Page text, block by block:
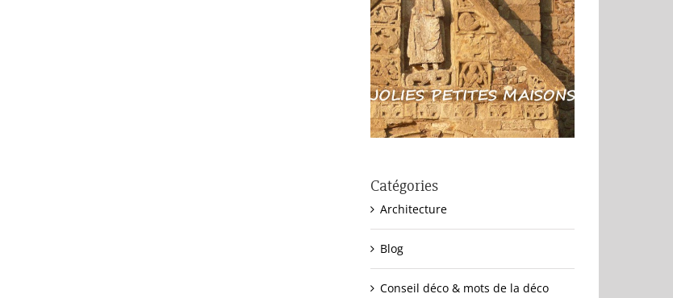
Catégories
Architecture
Blog
Conseil déco & mots de la déco